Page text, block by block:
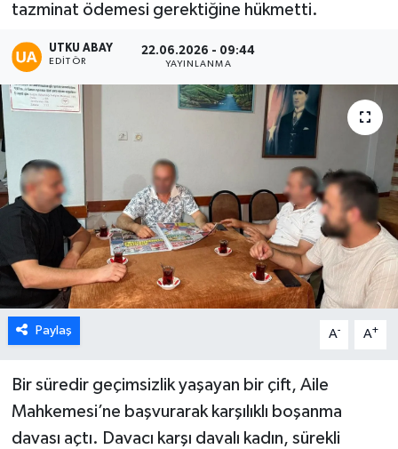
tazminat ödemesi gerektiğine hükmetti.
UTKU ABAY
EDITÖR
22.06.2026 - 09:44
YAYINLANMA
Paylaş A- A+
Bir süredir geçimsizlik yaşayan bir çift, Aile
Mahkemesi’ne başvurarak karşılıklı boşanma
davası açtı. Davacı karşı davalı kadın, sürekli
Ulusal